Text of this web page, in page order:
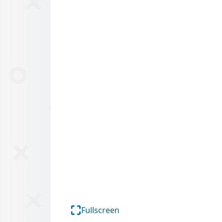
Fullscreen